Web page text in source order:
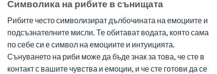
Символика на рибите в сънищата
Рибите често символизират дълбочината на емоциите и
подсъзнателните мисли. Те обитават водата, която сама
по себе си е символ на емоциите и интуицията.
Сънуването на риби може да бъде знак за това, че сте в
контакт с вашите чувства и емоции, и че сте готови да се